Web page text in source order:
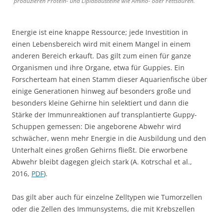
Energie ist eine knappe Ressource; jede Investition in
einen Lebensbereich wird mit einem Mangel in einem
anderen Bereich erkauft. Das gilt zum einen für ganze
Organismen und ihre Organe, etwa für Guppies. Ein
Forscherteam hat einen Stamm dieser Aquarienfische über
einige Generationen hinweg auf besonders große und
besonders kleine Gehirne hin selektiert und dann die
Stärke der Immunreaktionen auf transplantierte Guppy-
Schuppen gemessen: Die angeborene Abwehr wird
schwächer, wenn mehr Energie in die Ausbildung und den
Unterhalt eines großen Gehirns fließt. Die erworbene
Abwehr bleibt dagegen gleich stark (A. Kotrschal et al.,
2016, PDF).
Das gilt aber auch für einzelne Zelltypen wie Tumorzellen
oder die Zellen des Immunsystems, die mit Krebszellen